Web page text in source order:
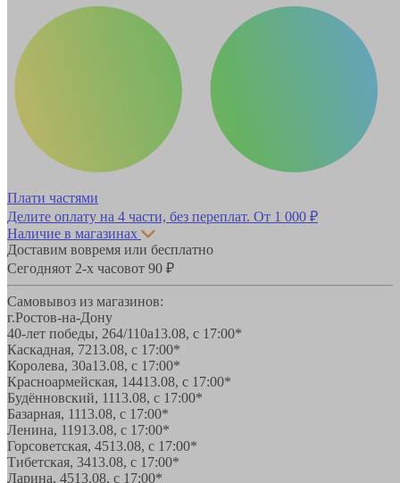
Плати частями
Делите оплату на 4 части, без переплат. От 1 000 ₽
Наличие в магазинах
Доставим вовремя или бесплатно
Сегодняот 2-х часовот 90 ₽
Самовывоз из магазинов:
г.Ростов-на-Дону
40-лет победы, 264/110а13.08, с 17:00*
Каскадная, 7213.08, с 17:00*
Королева, 30а13.08, с 17:00*
Красноармейская, 14413.08, с 17:00*
Будённовский, 1113.08, с 17:00*
Базарная, 1113.08, с 17:00*
Ленина, 11913.08, с 17:00*
Горсоветская, 4513.08, с 17:00*
Тибетская, 3413.08, с 17:00*
Ларина, 4513.08, с 17:00*